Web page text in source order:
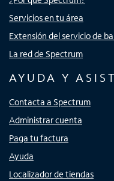
Servicios en tu área
Extensión del servicio de
La red de Spectrum
AYUDA Y
Contacta a Spectrum
Administrar cuenta
Paga tu factura
Ayuda
Localizador de tiendas